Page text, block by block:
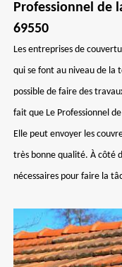
Professionnel de
69550
Les entreprises de
qui se font au niveau de
possible de faire des
fait que Le Professionnel
Elle peut envoyer les
très bonne qualité. À côté
nécessaires pour faire la